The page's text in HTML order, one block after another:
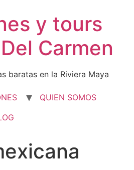
y tours
Carmen
baratas en la Riviera Maya
QUIEN SOMOS